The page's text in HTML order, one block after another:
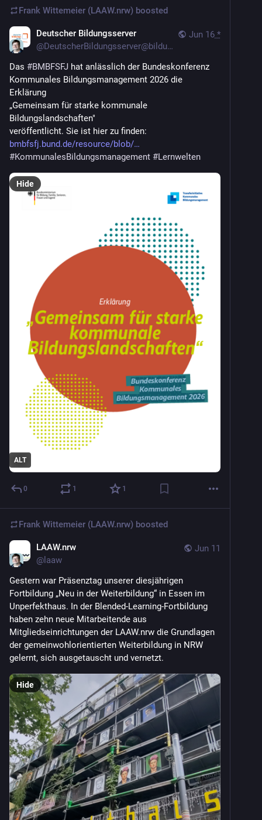
Frank Wittemeier (LAAW.nrw) boosted
Jun 16 *
Deutscher Bildungsserver
@DeutscherBildungsserver@bildung.social
Das #BMBFSFJ hat anlässlich der Bundeskonferenz
Kommunales Bildungsmanagement 2026 die
Erklärung
„Gemeinsam für starke kommunale
Bildungslandschaften"
veröffentlicht. Sie ist hier zu finden:
bmbfsfj.bund.de/resource/blob/
#KommunalesBildungsmanagement #Lernwelten
ALT
Hide
0 1 1
Frank Wittemeier (LAAW.nrw) boosted
Jun 11
LAAW.nrw
@ laaw
Gestern war Präsenztag unserer diesjährigen
Fortbildung „Neu in der Weiterbildung“ in Essen im
Unperfekthaus. In der Blended-Learning-Fortbildung
haben zehn neue Mitarbeitende aus
Mitgliedseinrichtungen der LAAW.nrw die Grundlagen
der gemeinwohlorientierten Weiterbildung in NRW
gelernt, sich ausgetauscht und vernetzt.
Hide